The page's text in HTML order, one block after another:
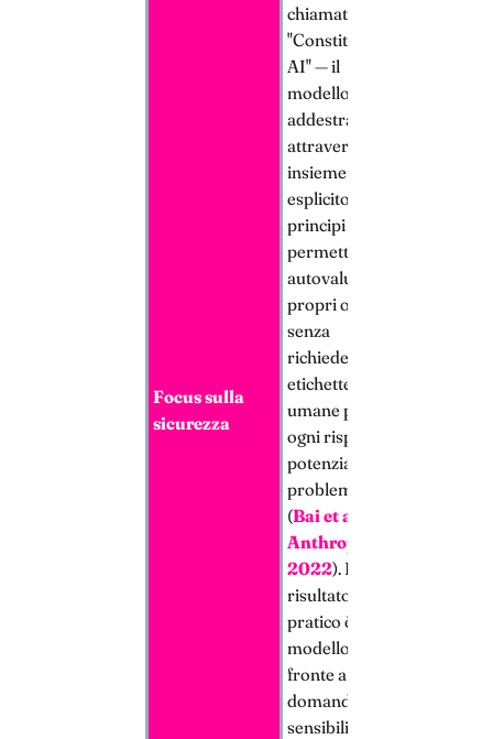
Focus sulla
sicurezza
chiamato
"Constitutional
AI" — il
modello viene
addestrato
attraverso un
insieme
esplicito di
principi che gli
permette di
autovalutare i
propri output
senza
richiedere
etichette
umane per
ogni risposta
potenzialmente
problematica
(Bai et al.,
Anthropic,
2022). Il
risultato
pratico è un
modello che, di
fronte a
domande
sensibili, spiega